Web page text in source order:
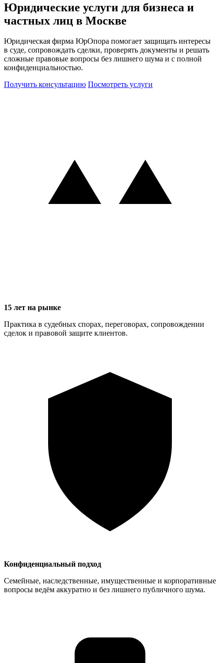
Юридические услуги для бизнеса и
частных лиц в Москве
Юридическая фирма ЮрОпора помогает защищать интересы
в суде, сопровождать сделки, проверять документы и решать
сложные правовые вопросы без лишнего шума и с полной
конфиденциальностью.
Получить консультацию Посмотреть услуги
15 лет на рынке
Практика в судебных спорах, переговорах, сопровождении
сделок и правовой защите клиентов.
Конфиденциальный подход
Семейные, наследственные, имущественные и корпоративные
вопросы ведём аккуратно и без лишнего публичного шума.